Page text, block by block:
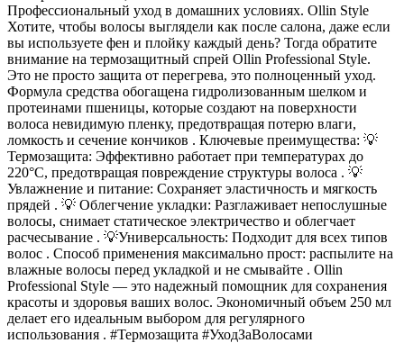
Профессиональный уход в домашних условиях. Ollin Style
Хотите, чтобы волосы выглядели как после салона, даже если
вы используете фен и плойку каждый день? Тогда обратите
внимание на термозащитный спрей Ollin Professional Style.
Это не просто защита от перегрева, это полноценный уход.
Формула средства обогащена гидролизованным шелком и
протеинами пшеницы, которые создают на поверхности
волоса невидимую пленку, предотвращая потерю влаги,
ломкость и сечение кончиков . Ключевые преимущества: 💡
Термозащита: Эффективно работает при температурах до
220°C, предотвращая повреждение структуры волоса . 💡
Увлажнение и питание: Сохраняет эластичность и мягкость
прядей . 💡 Облегчение укладки: Разглаживает непослушные
волосы, снимает статическое электричество и облегчает
расчесывание . 💡Универсальность: Подходит для всех типов
волос . Способ применения максимально прост: распылите на
влажные волосы перед укладкой и не смывайте . Ollin
Professional Style — это надежный помощник для сохранения
красоты и здоровья ваших волос. Экономичный объем 250 мл
делает его идеальным выбором для регулярного
использования . #Термозащита #УходЗаВолосами